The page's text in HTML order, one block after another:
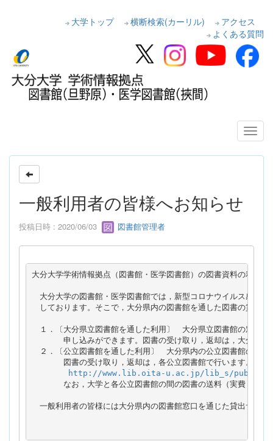
大学トップ 横断検索(カーリル)
アクセス
よくある質問
一般利用者の皆様へお知らせ
投稿日時 : 2020/06/03 図書館管理者
大分大学学術情報拠点（図書館・医学図書館）の図書資料の利用
大分大学の図書館・医学図書館では，新型コロナウイルス感染
しております。そこで，大分県内の図書館を通した図書の貸し出
１．〔大分県立図書館を通した利用〕　大分県立図書館の窓口
申し込みができます。図書の受け取り，返却は，大分県立
２．〔公立図書館を通した利用〕　大分県内の公立図書館の窓
図書の受け取り，返却は，各公立図書館で行います。詳細
http://www.lib.oita-u.ac.jp/lib_s/publib/
なお，大学と各公立図書館の間の図書の送料（実費，往復分
一般利用者の皆様には大分県内の図書館窓口を通じた貸出サー